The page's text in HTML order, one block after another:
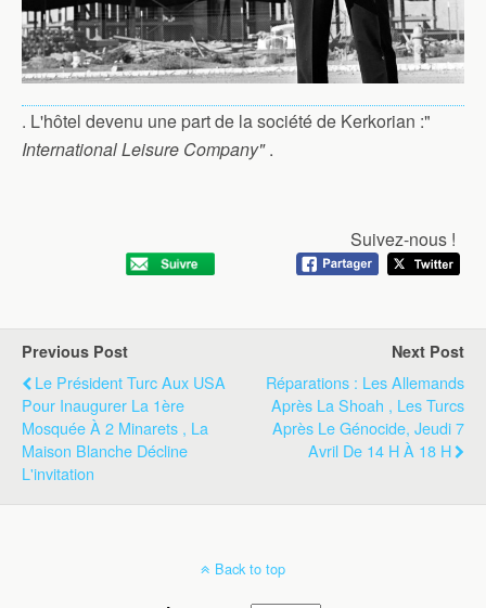
. L'hôtel devenu une part de la société de Kerkorian :"
International Leisure Company".
Suivez-nous !
Previous Post
Le Président Turc Aux USA
Pour Inaugurer La 1ère
Mosquée À 2 Minarets , La
Maison Blanche Décline
L'invitation
Next Post
Réparations : Les Allemands
Après La Shoah , Les Turcs
Après Le Génocide, Jeudi 7
Avril De 14 H À 18 H
Back to top